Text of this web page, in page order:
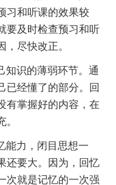
习和听课的效果较
要及时检查预习和听
尽快改正。
识的薄弱环节。通
已经懂了的部分。回
有掌握好的内容，在
力，闭目思想一
还要大。因为，回忆
次就是记忆的一次强